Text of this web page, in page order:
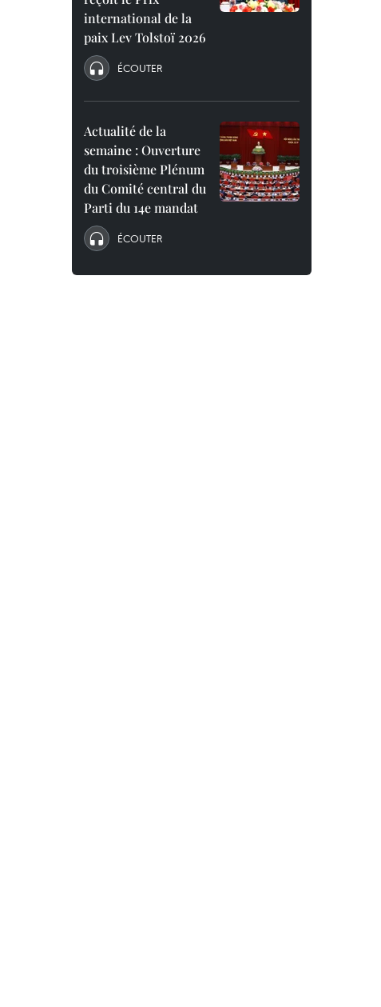
international de la
paix Lev Tolstoï 2026
ÉCOUTER
Actualité de la
semaine : Ouverture
du troisième Plénum
du Comité central du
Parti du 14e mandat
ÉCOUTER